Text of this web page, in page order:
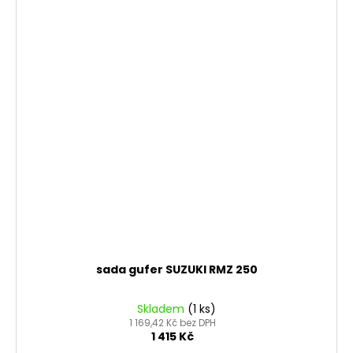
sada gufer SUZUKI RMZ 250
Skladem (1 ks)
1 169,42 Kč bez DPH
1 415 Kč